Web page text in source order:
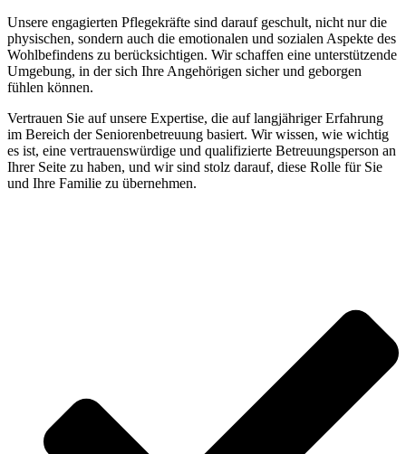
Unsere engagierten Pflegekräfte sind darauf geschult, nicht nur die
physischen, sondern auch die emotionalen und sozialen Aspekte des
Wohlbefindens zu berücksichtigen. Wir schaffen eine unterstützende
Umgebung, in der sich Ihre Angehörigen sicher und geborgen
fühlen können.
Vertrauen Sie auf unsere Expertise, die auf langjähriger Erfahrung
im Bereich der Seniorenbetreuung basiert. Wir wissen, wie wichtig
es ist, eine vertrauenswürdige und qualifizierte Betreuungsperson an
Ihrer Seite zu haben, und wir sind stolz darauf, diese Rolle für Sie
und Ihre Familie zu übernehmen.